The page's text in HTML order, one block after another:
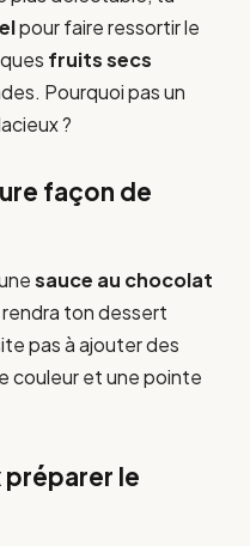
pour faire ressortir le
fruits secs
Pourquoi pas un
?
façon de
sauce au chocolat
ton dessert
pas à ajouter des
couleur et une pointe
le